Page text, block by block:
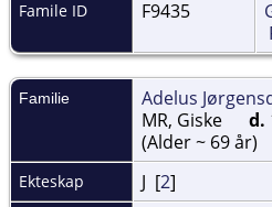
Famile ID F9435
Familie Adelus
MR, Giske
d.
(Alder ~ 69 år)
Ekteskap J [2]